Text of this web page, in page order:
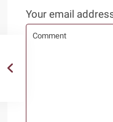
Your email